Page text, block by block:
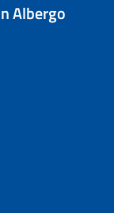
Albergo